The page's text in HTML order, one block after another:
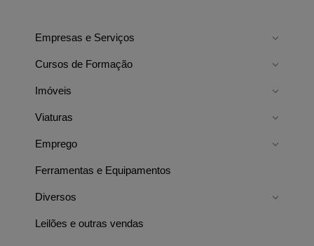
Empresas e Serviços
Cursos de Formação
Imóveis
Viaturas
Emprego
Ferramentas e Equipamentos
Diversos
Leilões e outras vendas